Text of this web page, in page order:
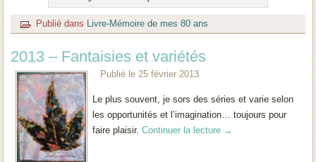
Publié dans Livre-Mémoire de mes 80 ans
2013 – Fantaisies et variétés
Publié le 25 février 2013
Le plus souvent, je sors des séries et varie selon
les opportunités et l’imagination… toujours pour
faire plaisir.Continuer la lecture →